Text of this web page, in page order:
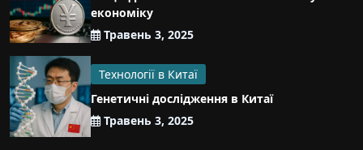
економіку
Травень 3, 2025
Технології в Китаї
Генетичні дослідження в Китаї
Травень 3, 2025